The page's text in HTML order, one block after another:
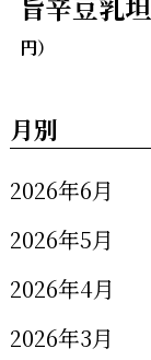
円）
月別
2026年6月
2026年5月
2026年4月
2026年3月